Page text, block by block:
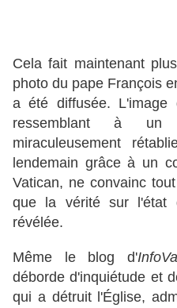
Cela fait maintenant
photo du pape François
a été diffusée. L'image
ressemblant à un
miraculeusement
lendemain grâce à un
Vatican, ne convainc
que la vérité sur l'état
révélée.
Même le blog d'
déborde d'inquiétude et
qui a détruit l'Église,